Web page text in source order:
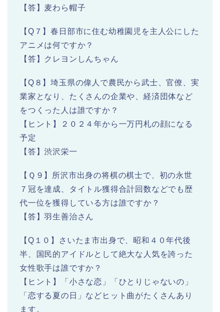
【答】麦わら帽子
【Q７】春日部市に住む幼稚園児を主人公にした
アニメは何ですか？
【答】クレヨンしんちゃん
【Q８】埼玉県の偉人で農民から武士、官僚、実
業家となり、たくさんの企業や、経済団体など
をつくった人は誰ですか？
【ヒント】２０２４年から一万円札の顔になる
予定
【答】渋沢栄一
【Ｑ９】所沢市出身の将棋の棋士で、初の永世
７冠を達成、タイトル獲得合計回数などでも歴
代一位を獲得している方は誰ですか？
【答】羽生善治さん
【Q１０】さいたま市出身で、昭和４０年代後
半、国民的アイドルとして絶大な人気を誇った
女性歌手は誰ですか？
【ヒント】「小さな恋」「ひとりじゃないの」
「恋する夏の日」などヒット曲がたくさんあり
ます。